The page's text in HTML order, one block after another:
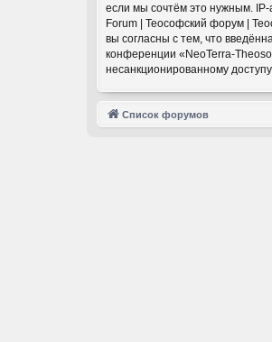
если мы сочтём это нужным.
Forum | Теософский форум |
вы согласны с тем, что
конференции «NeoTerra-
несанкционированному доступу
Список форумов